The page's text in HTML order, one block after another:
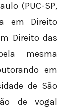
(PUC-SP,
em Direito
Direito das
mesma
em
de São
de vogal